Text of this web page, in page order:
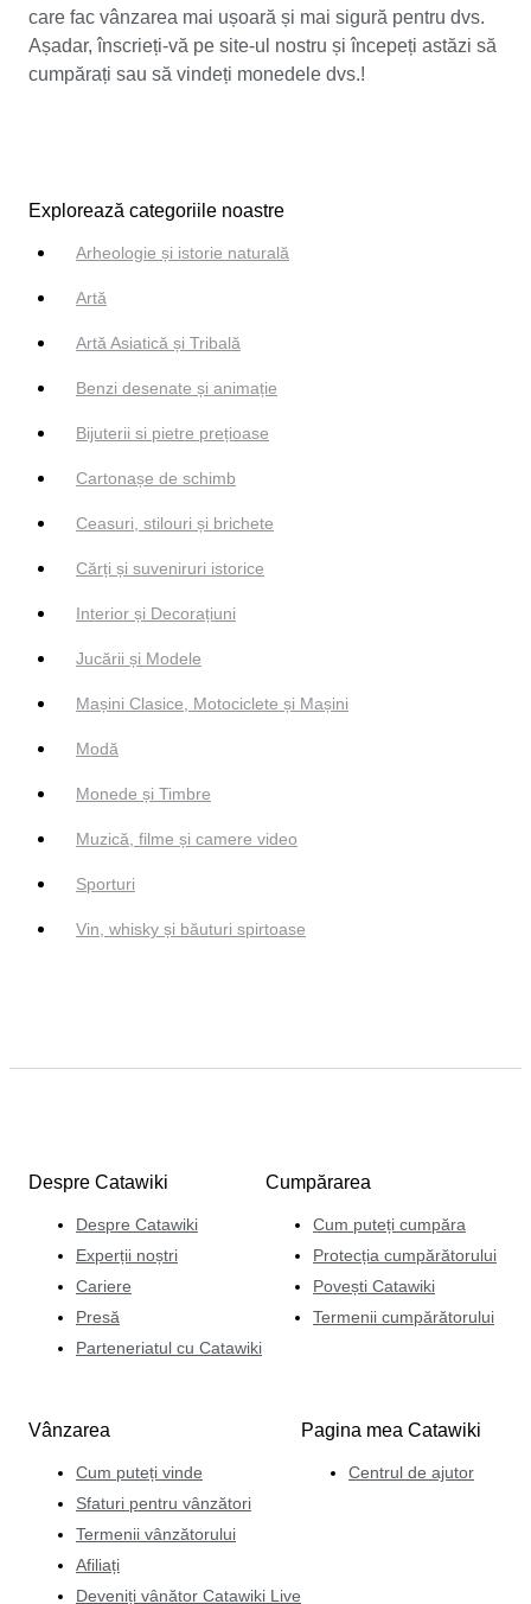
care fac vânzarea mai ușoară și mai sigură pentru dvs.
Așadar, înscrieți-vă pe site-ul nostru și începeți astăzi să
cumpărați sau să vindeți monedele dvs.!
Explorează categoriile noastre
Arheologie și istorie naturală
Artă
Artă Asiatică și Tribală
Benzi desenate și animație
Bijuterii si pietre prețioase
Cartonașe de schimb
Ceasuri, stilouri și brichete
Cărți și suveniruri istorice
Interior și Decorațiuni
Jucării și Modele
Mașini Clasice, Motociclete și Mașini
Modă
Monede și Timbre
Muzică, filme și camere video
Sporturi
Vin, whisky și băuturi spirtoase
Despre Catawiki
Despre Catawiki
Experții noștri
Cariere
Presă
Parteneriatul cu Catawiki
Cumpărarea
Cum puteți cumpăra
Protecția cumpărătorului
Povești Catawiki
Termenii cumpărătorului
Vânzarea
Cum puteți vinde
Sfaturi pentru vânzători
Termenii vânzătorului
Afiliați
Deveniți vânător Catawiki Live
Pagina mea Catawiki
Centrul de ajutor